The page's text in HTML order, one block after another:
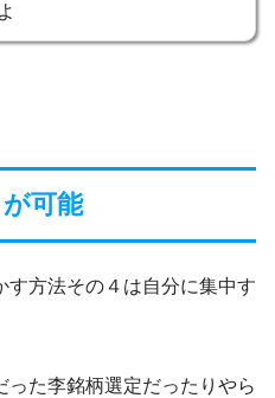
可能
す方法その４は自分に集中す
た李銘柄選定だったりやら